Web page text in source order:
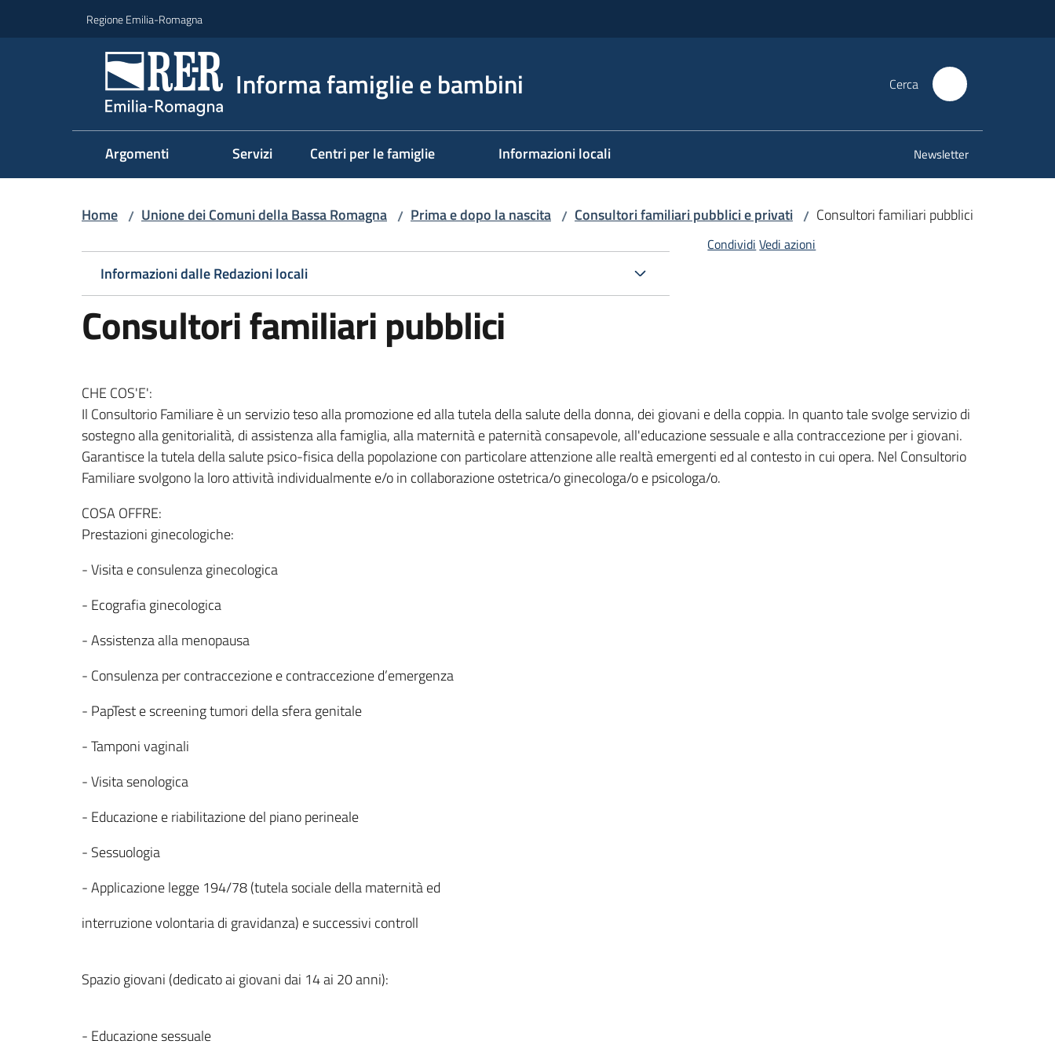
Regione Emilia-Romagna
Informa famiglie e bambini Cerca
Argomenti Servizi Centri per le famiglie Informazioni locali Newsletter
Home / Unione dei Comuni della Bassa Romagna / Prima e dopo la nascita / Consultori familiari pubblici e privati / Consultori familiari pubblici
Informazioni dalle Redazioni locali
Consultori familiari pubblici
Condividi Vedi azioni
CHE COS'E':
Il Consultorio Familiare è un servizio teso alla promozione ed alla tutela della salute della donna, dei giovani e della coppia. In quanto tale svolge servizio di
sostegno alla genitorialità, di assistenza alla famiglia, alla maternità e paternità consapevole, all'educazione sessuale e alla contraccezione per i giovani.
Garantisce la tutela della salute psico-fisica della popolazione con particolare attenzione alle realtà emergenti ed al contesto in cui opera. Nel Consultorio
Familiare svolgono la loro attività individualmente e/o in collaborazione ostetrica/o ginecologa/o e psicologa/o.
COSA OFFRE:
Prestazioni ginecologiche:
- Visita e consulenza ginecologica
- Ecografia ginecologica
- Assistenza alla menopausa
- Consulenza per contraccezione e contraccezione d’emergenza
- PapTest e screening tumori della sfera genitale
- Tamponi vaginali
- Visita senologica
- Educazione e riabilitazione del piano perineale
- Sessuologia
- Applicazione legge 194/78 (tutela sociale della maternità ed
interruzione volontaria di gravidanza) e successivi controll
Spazio giovani (dedicato ai giovani dai 14 ai 20 anni):
- Educazione sessuale